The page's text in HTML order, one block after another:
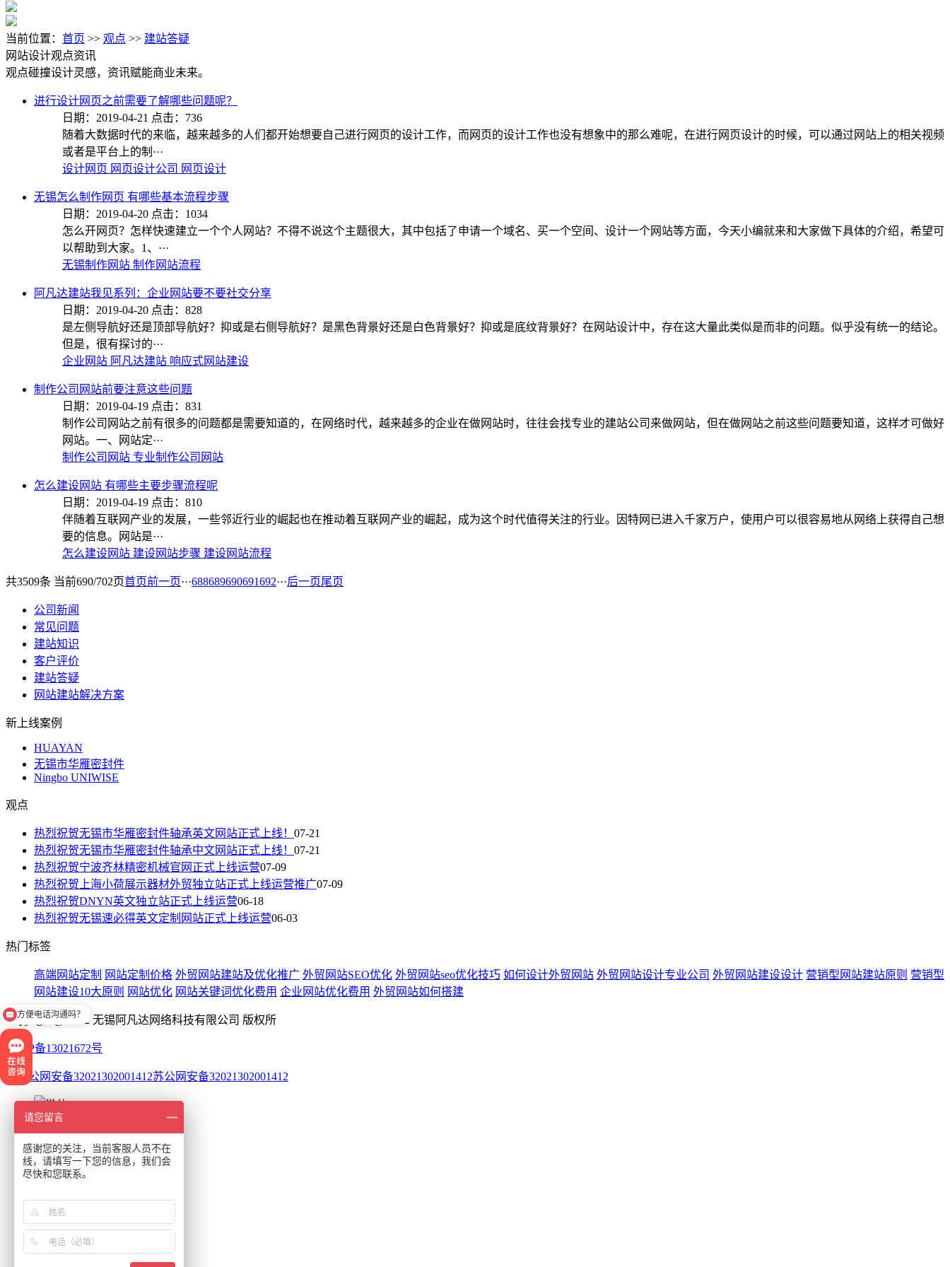
当前位置： 首页 >> 观点 >> 建站答疑
网站设计观点资讯
观点碰撞设计灵感，资讯赋能商业未来。
进行设计网页之前需要了解哪些问题呢？
日期：2019-04-21 点击：736
随着大数据时代的来临，越来越多的人们都开始想要自己进行网页的设计工作，而网页的设计工作也没有想象中的那么难呢，在进行网页设计的时候，可以通过网站上的相关视频
或者是平台上的制···
设计网页 网页设计公司 网页设计
无锡怎么制作网页 有哪些基本流程步骤
日期：2019-04-20 点击：1034
怎么开网页？怎样快速建立一个个人网站？不得不说这个主题很大，其中包括了申请一个域名、买一个空间、设计一个网站等方面，今天小编就来和大家做下具体的介绍，希望可
以帮助到大家。1、···
无锡制作网站 制作网站流程
阿凡达建站我见系列：企业网站要不要社交分享
日期：2019-04-20 点击：828
是左侧导航好还是顶部导航好？抑或是右侧导航好？是黑色背景好还是白色背景好？抑或是底纹背景好？在网站设计中，存在这大量此类似是而非的问题。似乎没有统一的结论。
但是，很有探讨的···
企业网站 阿凡达建站 响应式网站建设
制作公司网站前要注意这些问题
日期：2019-04-19 点击：831
制作公司网站之前有很多的问题都是需要知道的，在网络时代，越来越多的企业在做网站时，往往会找专业的建站公司来做网站，但在做网站之前这些问题要知道，这样才可做好
网站。一、网站定···
制作公司网站 专业制作公司网站
怎么建设网站 有哪些主要步骤流程呢
日期：2019-04-19 点击：810
伴随着互联网产业的发展，一些邻近行业的崛起也在推动着互联网产业的崛起，成为这个时代值得关注的行业。因特网已进入千家万户，使用户可以很容易地从网络上获得自己想
要的信息。网站是···
怎么建设网站 建设网站步骤 建设网站流程
共3509条 当前690/702页首页前一页···688689690691692···后一页尾页
公司新闻
常见问题
建站知识
客户评价
建站答疑
网站建站解决方案
新上线案例
HUAYAN
无锡市华雁密封件
Ningbo UNIWISE
观点
热烈祝贺无锡市华雁密封件轴承英文网站正式上线！ 07-21
热烈祝贺无锡市华雁密封件轴承中文网站正式上线！ 07-21
热烈祝贺宁波齐林精密机械官网正式上线运营07-09
热烈祝贺上海小荷展示器材外贸独立站正式上线运营推广07-09
热烈祝贺DNYN英文独立站正式上线运营06-18
热烈祝贺无锡速必得英文定制网站正式上线运营06-03
热门标签
高端网站定制 网站定制价格 外贸网站建站及优化推广 外贸网站SEO优化 外贸网站seo优化技巧 如何设计外贸网站 外贸网站设计专业公司 外贸网站建设设计 营销型网站建站原则 营销型
网站建设10大原则
网站优化 网站关键词优化费用 企业网站优化费用 外贸网站如何搭建
Copyright @ 2012 无锡阿凡达网络科技有限公司 版权所
苏ICP备13021672号
苏公网安备32021302001412
17849443943
咨询电话
方便电话沟通吗？
请您留言
感谢您的关注，当前客服人员不在
线，请填写一下您的信息，我们会
尽快和您联系。